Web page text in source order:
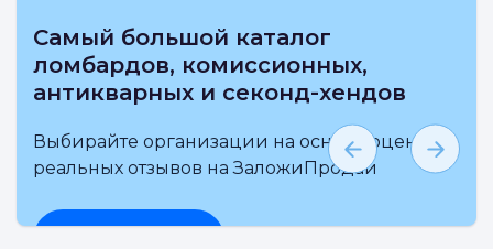
Самый большой каталог
ломбардов, комиссионных,
антикварных и секонд-хендов
Выбирайте организации на основе оценки и
реальных отзывов на ЗаложиПродай